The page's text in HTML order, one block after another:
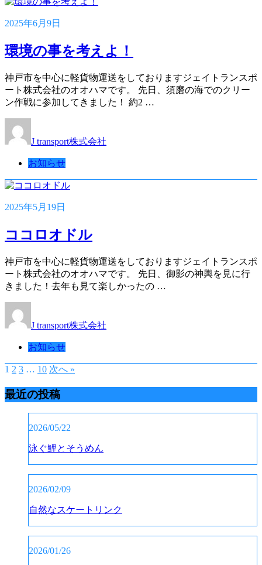
2025年6月9日
環境の事を考えよ！
神戸市を中心に軽貨物運送をしておりますジェイトランスポ
ート株式会社のオオハマです。 先日、須磨の海でのクリー
ン作戦に参加してきました！ 約2 …
J transport株式会社
お知らせ
2025年5月19日
ココロオドル
神戸市を中心に軽貨物運送をしておりますジェイトランスポ
ート株式会社のオオハマです。 先日、御影の神輿を見に行
きました！去年も見て楽しかったの …
J transport株式会社
お知らせ
1 2 3 … 10 次へ »
最近の投稿
2026/05/22
泳ぐ鯉とそうめん
2026/02/09
自然なスケートリンク
2026/01/26